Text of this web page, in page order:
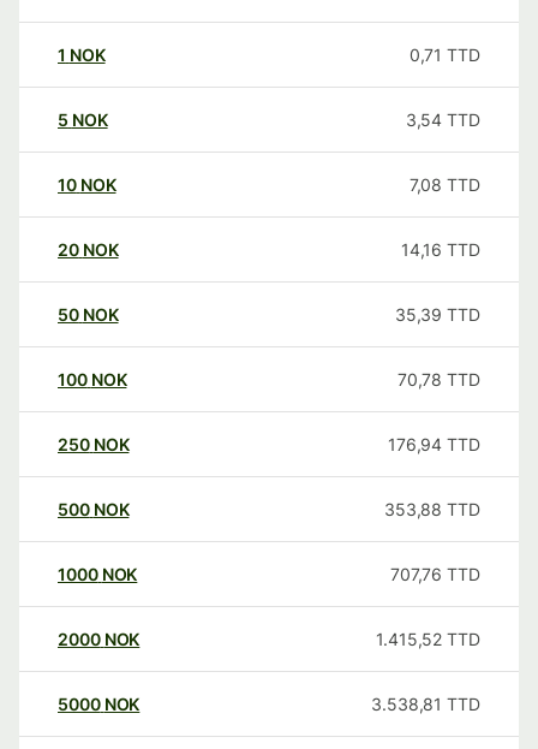
1 NOK 0,71 TTD
5 NOK 3,54 TTD
10 NOK 7,08 TTD
20 NOK 14,16 TTD
50 NOK 35,39 TTD
100 NOK 70,78 TTD
250 NOK 176,94 TTD
500 NOK 353,88 TTD
1000 NOK 707,76 TTD
2000 NOK 1.415,52 TTD
5000 NOK 3.538,81 TTD